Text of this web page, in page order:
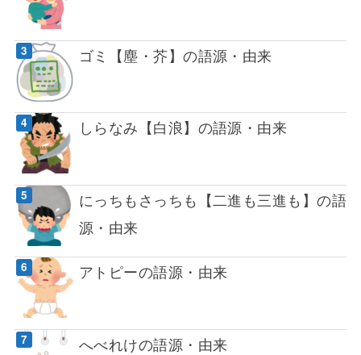
ゴミ【塵・芥】の語源・由来
しらなみ【白浪】の語源・由来
にっちもさっちも【二進も三進も】の語
源・由来
アトピーの語源・由来
へべれけの語源・由来